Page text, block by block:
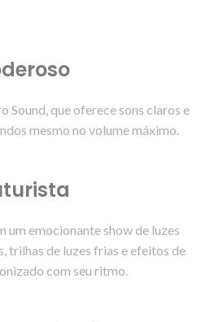
Sound, que oferece sons claros e
mesmo no volume máximo.
um emocionante show de luzes
trilhas de luzes frias e efeitos de
com seu ritmo.